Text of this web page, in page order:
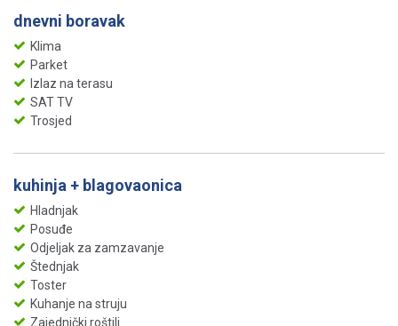
dnevni boravak
Klima
Parket
Izlaz na terasu
SAT TV
Trosjed
kuhinja + blagovaonica
Hladnjak
Posuđe
Odjeljak za zamzavanje
Štednjak
Toster
Kuhanje na struju
Zajednički roštilj